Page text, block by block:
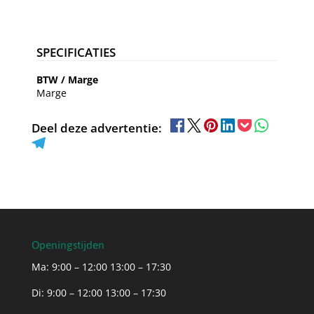
SPECIFICATIES
BTW / Marge
Marge
Deel deze advertentie:
Openingstijden
Ma: 9:00 – 12:00 13:00 – 17:30
Di: 9:00 – 12:00 13:00 – 17:30